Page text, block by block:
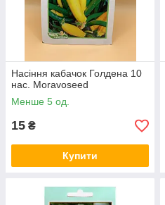
Насіння кабачок Голдена 10
нас. Moravoseed
Менше 5 од.
15 ₴
Купити